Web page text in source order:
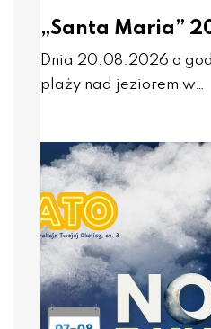
„Santa Maria”
Dnia 20.08.2026 o
plaży nad jeziorem w…